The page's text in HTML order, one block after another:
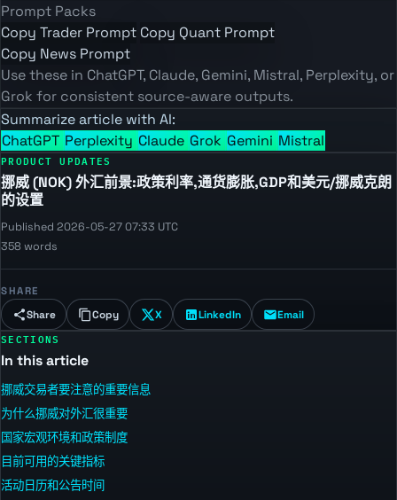
Prompt Packs
Copy Trader Prompt Copy Quant Prompt
Copy News Prompt
Use these in ChatGPT, Claude, Gemini, Mistral, Perplexity, or
Grok for consistent source-aware outputs.
Summarize article with AI:
ChatGPT Perplexity Claude GrokGemini Mistral
PRODUCT UPDATES
挪威 (NOK) 外汇前景:政策利率,通货膨胀,GDP和美元/挪威克朗
的设置
Published 2026-05-27 07:33 UTC
358 words
SHARE
Share Copy X LinkedIn Email
SECTIONS
In this article
挪威交易者要注意的重要信息
为什么挪威对外汇很重要
国家宏观环境和政策制度
目前可用的关键指标
活动日历和公告时间